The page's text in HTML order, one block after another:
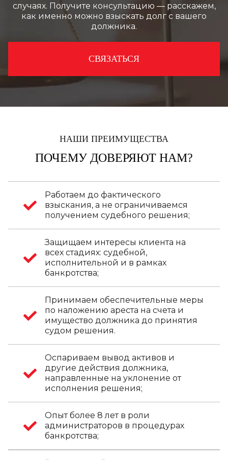
случаях. Получите консультацию — расскажем,
как именно можно взыскать долг с вашего
должника.
СВЯЗАТЬСЯ
НАШИ ПРЕИМУЩЕСТВА
ПОЧЕМУ ДОВЕРЯЮТ НАМ?
Работаем до фактического
взыскания, а не ограничиваемся
получением судебного решения;
Защищаем интересы клиента на
всех стадиях: судебной,
исполнительной и в рамках
банкротства;
Принимаем обеспечительные меры
по наложению ареста на счета и
имущество должника до принятия
судом решения.
Оспариваем вывод активов и
другие действия должника,
направленные на уклонение от
исполнения решения;
Опыт более 8 лет в роли
администраторов в процедурах
банкротства;